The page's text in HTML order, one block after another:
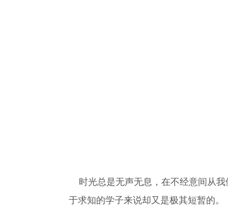
时光总是无声无息，在不经意间从我
于求知的学子来说却又是极其短暂的。